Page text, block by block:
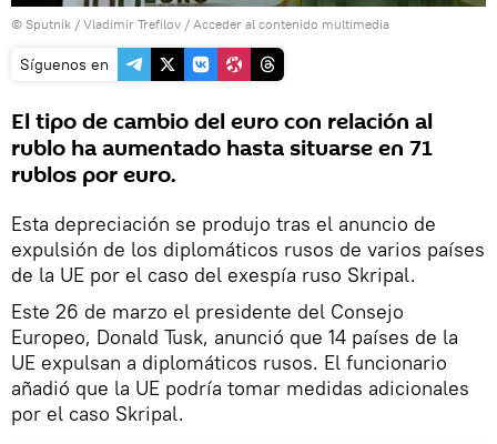
© Sputnik / Vladimir Trefilov / Acceder al contenido multimedia
Síguenos en
El tipo de cambio del euro сon relación al
rublo ha aumentado hasta situarse en 71
rublos por euro.
Esta depreciación se produjo tras el anuncio de
expulsión de los diplomáticos rusos de varios países
de la UE por el caso del exespía ruso Skripal.
Este 26 de marzo el presidente del Consejo
Europeo, Donald Tusk, anunció que 14 países de la
UE expulsan a diplomáticos rusos. El funcionario
añadió que la UE podría tomar medidas adicionales
por el caso Skripal.